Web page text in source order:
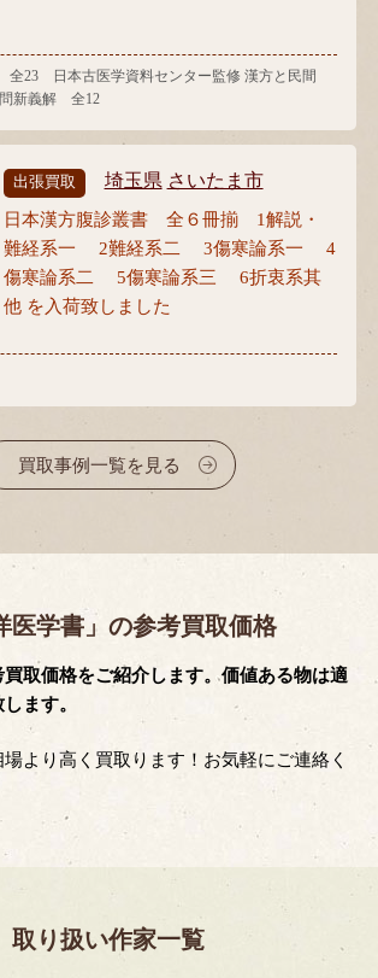
23 日本古医学資料センター監修 漢方と民間
新義解 全12
出張買取 埼玉県 さいたま市
日本漢方腹診叢書 全６冊揃 1解説・
難経系一 2難経系二 3傷寒論系一 4
傷寒論系二 5傷寒論系三 6折衷系其
他 を入荷致しました
買取事例一覧を見る
医学書」の参考買取価格
取価格をご紹介します。価値ある物は適
ます。
より高く買取ります！お気軽にご連絡く
取り扱い作家一覧